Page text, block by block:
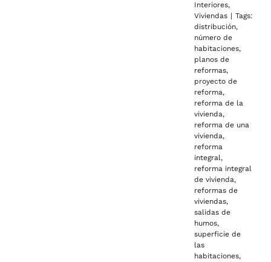
Interiores,
Viviendas | Tags:
distribución,
número de
habitaciones,
planos de
reformas,
proyecto de
reforma,
reforma de la
vivienda,
reforma de una
vivienda,
reforma
integral,
reforma integral
de vivienda,
reformas de
viviendas,
salidas de
humos,
superficie de
las
habitaciones,